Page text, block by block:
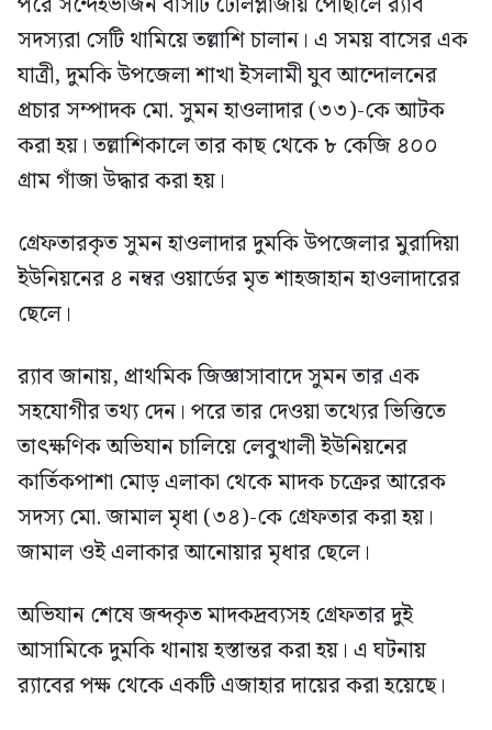
সদস্যরা সেটি থামিয়ে তল্লাশি চালান। এ সময় বাসের এক
যাত্রী, দুমকি উপজেলা শাখা ইসলামী যুব আন্দোলনের
প্রচার সম্পাদক মো. সুমন হাওলাদার (৩৩)-কে আটক
করা হয়। তল্লাশিকালে তার কাছ থেকে ৮ কেজি ৪০০
গ্রাম গাঁজা উদ্ধার করা হয়।
গ্রেফতারকৃত সুমন হাওলাদার দুমকি উপজেলার মুরাদিয়া
ইউনিয়নের ৪ নম্বর ওয়ার্ডের মৃত শাহজাহান হাওলাদারের
ছেলে।
র‍্যাব জানায়, প্রাথমিক জিজ্ঞাসাবাদে সুমন তার এক
সহযোগীর তথ্য দেন। পরে তার দেওয়া তথ্যের ভিত্তিতে
তাৎক্ষণিক অভিযান চালিয়ে লেবুখালী ইউনিয়নের
কার্তিকপাশা মোড় এলাকা থেকে মাদক চক্রের আরেক
সদস্য মো. জামাল মৃধা (৩৪)-কে গ্রেফতার করা হয়।
জামাল ওই এলাকার আনোয়ার মৃধার ছেলে।
অভিযান শেষে জব্দকৃত মাদকদ্রব্যসহ গ্রেফতার দুই
আসামিকে দুমকি থানায় হস্তান্তর করা হয়। এ ঘটনায়
র‍্যাবের পক্ষ থেকে একটি এজাহার দায়ের করা হয়েছে।